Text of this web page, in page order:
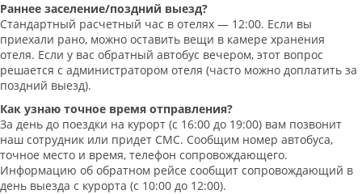
Раннее заселение/поздний выезд?
Стандартный расчетный час в отелях — 12:00. Если вы
приехали рано, можно оставить вещи в камере хранения
отеля. Если у вас обратный автобус вечером, этот вопрос
решается с администратором отеля (часто можно доплатить за
поздний выезд).
Как узнаю точное время отправления?
За день до поездки на курорт (с 16:00 до 19:00) вам позвонит
наш сотрудник или придет СМС. Сообщим номер автобуса,
точное место и время, телефон сопровождающего.
Информацию об обратном рейсе сообщит сопровождающий в
день выезда с курорта (с 10:00 до 12:00).